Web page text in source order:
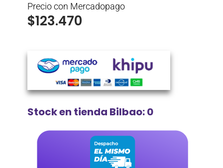
Precio con Mercadopago
$123.470
Stock en tienda Bilbao: 0